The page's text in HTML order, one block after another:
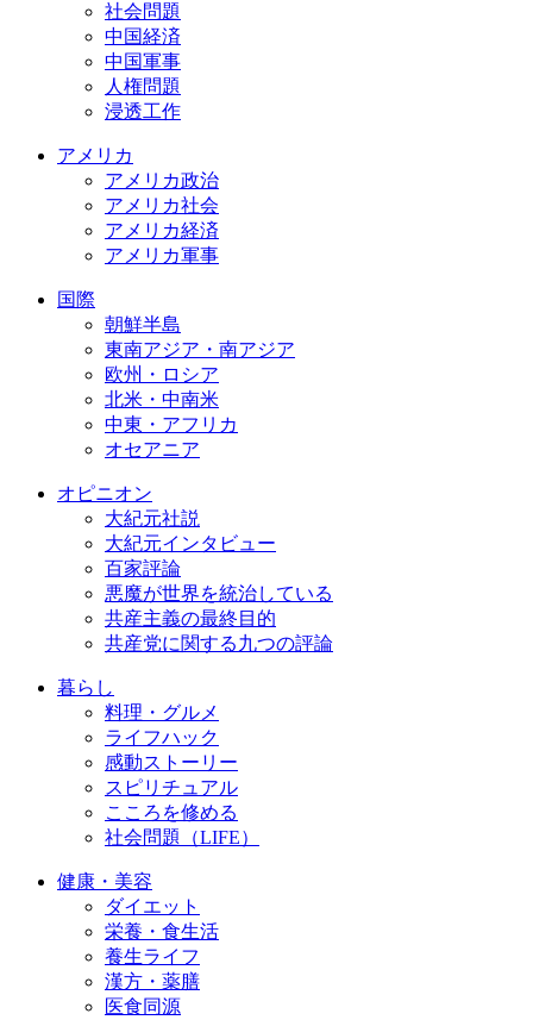
社会問題
中国経済
中国軍事
人権問題
浸透工作
アメリカ
アメリカ政治
アメリカ社会
アメリカ経済
アメリカ軍事
国際
朝鮮半島
東南アジア・南アジア
欧州・ロシア
北米・中南米
中東・アフリカ
オセアニア
オピニオン
大紀元社説
大紀元インタビュー
百家評論
悪魔が世界を統治している
共産主義の最終目的
共産党に関する九つの評論
暮らし
料理・グルメ
ライフハック
感動ストーリー
スピリチュアル
こころを修める
社会問題（LIFE）
健康・美容
ダイエット
栄養・食生活
養生ライフ
漢方・薬膳
医食同源